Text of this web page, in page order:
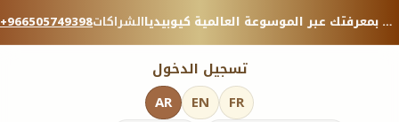
+966505749398الشراكات منصة معرفية موثوقة — شارك بمعرفتك عبر الموسوعة العالمية كيوبيديا.
تسجيل الدخول
AR EN FR